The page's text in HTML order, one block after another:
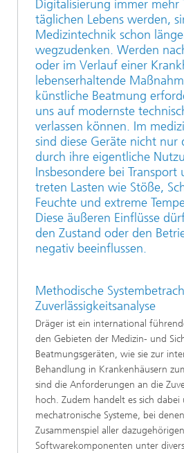
Digitalisierung immer mehr
täglichen Lebens werden,
Medizintechnik schon
wegzudenken. Werden
oder im Verlauf einer
lebenserhaltende
künstliche Beatmung
uns auf modernste
verlassen können. Im
sind diese Geräte nicht nur
durch ihre eigentliche
Insbesondere bei Transport
treten Lasten wie Stöße,
Feuchte und extreme
Diese äußeren Einflüsse
den Zustand oder den
negativ beeinflussen.
Methodische
Zuverlässigkeitsanalyse
Dräger ist ein international
den Gebieten der Medizin- und
Beatmungsgeräten, wie sie zur
Behandlung in Krankenhäusern
sind die Anforderungen an die
hoch. Zudem handelt es sich
mechatronische Systeme, bei
Zusammenspiel aller
Softwarekomponenten unter